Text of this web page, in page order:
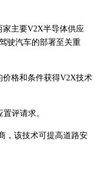
家主要V2X半导体供应
驶汽车的部署至关重
价格和条件获得V2X技术
评请求。
，该技术可提高道路安